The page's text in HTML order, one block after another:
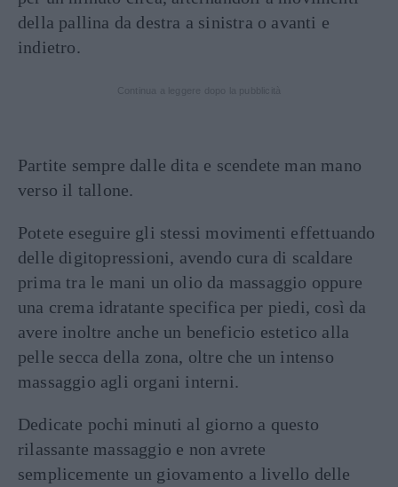
della pallina da destra a sinistra o avanti e
indietro.
Partite sempre dalle dita e scendete man mano
verso il tallone.
Potete eseguire gli stessi movimenti effettuando
delle digitopressioni, avendo cura di scaldare
prima tra le mani un olio da massaggio oppure
una crema idratante specifica per piedi, così da
avere inoltre anche un beneficio estetico alla
pelle secca della zona, oltre che un intenso
massaggio agli organi interni.
Dedicate pochi minuti al giorno a questo
rilassante massaggio e non avrete
semplicemente un giovamento a livello delle